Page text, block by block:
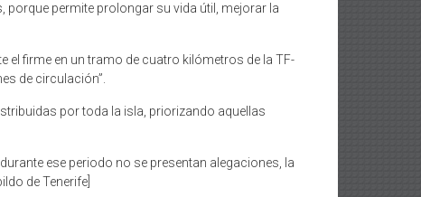
permite prolongar su vida útil, mejorar la
el firme en un tramo de cuatro kilómetros de la TF-
de circulación”.
por toda la isla, priorizando aquellas
ese periodo no se presentan alegaciones, la
de Tenerife]